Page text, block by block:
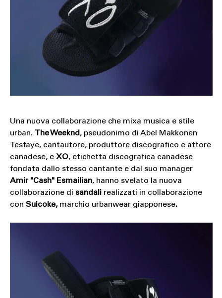
Una nuova collaborazione che mixa musica e stile
urban.
The Weeknd, pseudonimo di Abel Makkonen
Tesfaye, cantautore, produttore discografico e attore
canadese, e XO, etichetta discografica canadese
fondata dallo stesso cantante e dal suo manager
Amir "Cash" Esmailian, hanno svelato la nuova
collaborazione di sandalirealizzati in collaborazione
con Suicoke,marchio urbanwear giapponese.